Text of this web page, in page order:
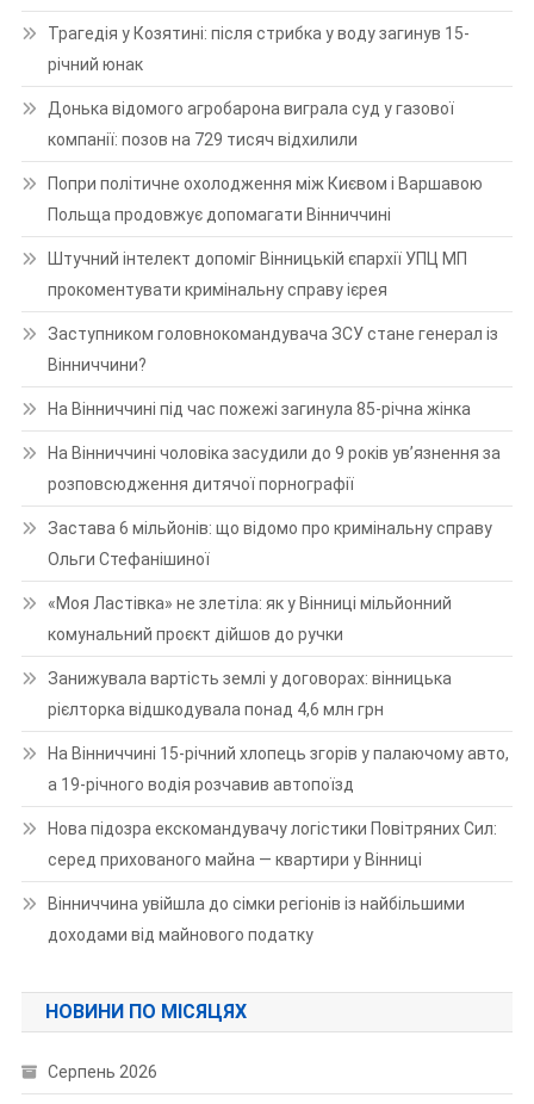
Трагедія у Козятині: після стрибка у воду загинув 15-
річний юнак
Донька відомого агробарона виграла суд у газової
компанії: позов на 729 тисяч відхилили
Попри політичне охолодження між Києвом і Варшавою
Польща продовжує допомагати Вінниччині
Штучний інтелект допоміг Вінницькій єпархії УПЦ МП
прокоментувати кримінальну справу ієрея
Заступником головнокомандувача ЗСУ стане генерал із
Вінниччини?
На Вінниччині під час пожежі загинула 85-річна жінка
На Вінниччині чоловіка засудили до 9 років ув’язнення за
розповсюдження дитячої порнографії
Застава 6 мільйонів: що відомо про кримінальну справу
Ольги Стефанішиної
«Моя Ластівка» не злетіла: як у Вінниці мільйонний
комунальний проєкт дійшов до ручки
Занижувала вартість землі у договорах: вінницька
рієлторка відшкодувала понад 4,6 млн грн
На Вінниччині 15-річний хлопець згорів у палаючому авто,
а 19-річного водія розчавив автопоїзд
Нова підозра екскомандувачу логістики Повітряних Сил:
серед прихованого майна — квартири у Вінниці
Вінниччина увійшла до сімки регіонів із найбільшими
доходами від майнового податку
НОВИНИ ПО МІСЯЦЯХ
Серпень 2026